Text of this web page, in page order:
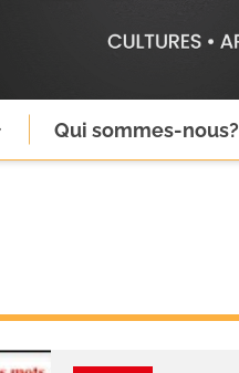
Qui sommes-nous?